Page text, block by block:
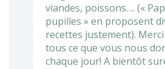
viandes, poissons…. («
pupilles » en proposent
recettes justement).
tous ce que vous nous
chaque jour! A bientôt